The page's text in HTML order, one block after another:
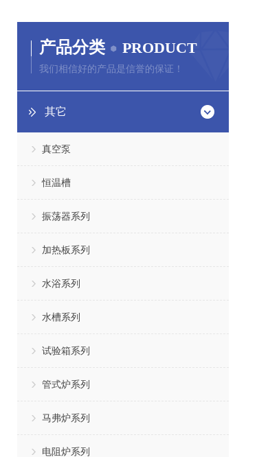
产品分类 PRODUCT
我们相信好的产品是信誉的保证！
其它
真空泵
恒温槽
振荡器系列
加热板系列
水浴系列
水槽系列
试验箱系列
管式炉系列
马弗炉系列
电阻炉系列